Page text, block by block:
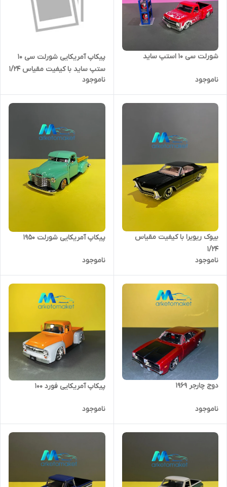
شورلت سی ۱۰ استپ ساید
ناموجود
پیکاپ آمریکایی شورلت سی ۱۰
ستپ ساید با کیفیت مقیاس ۱/۲۴
ناموجود
بیوک ریویرا با کیفیت مقیاس
۱/۲۴
ناموجود
پیکاپ آمریکایی شورلت ۱۹۵۰
ناموجود
دوج چارجر ۱۹۶۹
ناموجود
پیکاپ آمریکایی فورد ۱۰۰
ناموجود